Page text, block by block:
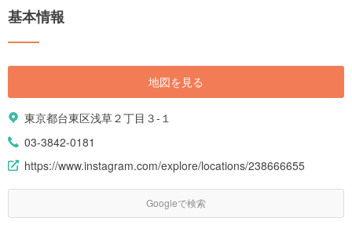
基本情報
地図を見る
東京都台東区浅草２丁目３-１
03-3842-0181
https://www.instagram.com/explore/locations/238666655
Googleで検索